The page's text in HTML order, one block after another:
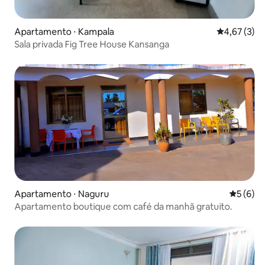
Apartamento ⋅ Kampala 4,67 de
4,67 (3)
Sala privada Fig Tree House Kansanga
Apartamento ⋅ Naguru 5 de
5 (6)
Apartamento boutique com café da manhã gratuito.